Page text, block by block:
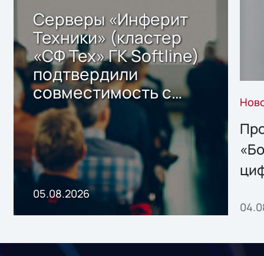
Серверы «Инферит
Техники» (кластер
«СФ Тех» ГК Softline)
подтвердили
совместимость с
решением Sharx
Storage 2.x для
хранения данных
05.08.2026